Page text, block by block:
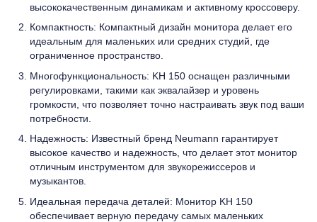
высококачественным динамикам и активному кроссоверу.
Компактность: Компактный дизайн монитора делает его
идеальным для маленьких или средних студий, где
ограниченное пространство.
Многофункциональность: KH 150 оснащен различными
регулировками, такими как эквалайзер и уровень
громкости, что позволяет точно настраивать звук под ваши
потребности.
Надежность: Известный бренд Neumann гарантирует
высокое качество и надежность, что делает этот монитор
отличным инструментом для звукорежиссеров и
музыкантов.
Идеальная передача деталей: Монитор KH 150
обеспечивает верную передачу самых маленьких